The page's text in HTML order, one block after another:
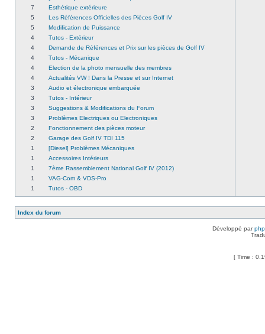
7
Esthétique extérieure
5
Les Références Officielles des Pièces Golf IV
5
Modification de Puissance
4
Tutos - Extérieur
4
Demande de Références et Prix sur les pièces de Golf IV
4
Tutos - Mécanique
4
Election de la photo mensuelle des membres
4
Actualités VW ! Dans la Presse et sur Internet
3
Audio et électronique embarquée
3
Tutos - Intérieur
3
Suggestions & Modifications du Forum
3
Problèmes Electriques ou Electroniques
2
Fonctionnement des pièces moteur
2
Garage des Golf IV TDI 115
1
[Diesel] Problèmes Mécaniques
1
Accessoires Intérieurs
1
7ème Rassemblement National Golf IV (2012)
1
VAG-Com & VDS-Pro
1
Tutos - OBD
Index du forum
Développé par
[ Time :